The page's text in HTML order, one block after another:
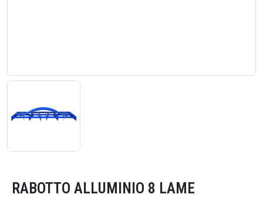
RABOTTO ALLUMINIO 8 LAME